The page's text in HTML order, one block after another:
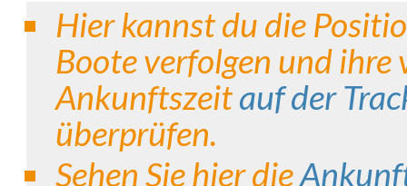
Hier kannst du die
Boote verfolgen und ihre
Ankunftszeitauf der
überprüfen.
Sehen Sie hier die